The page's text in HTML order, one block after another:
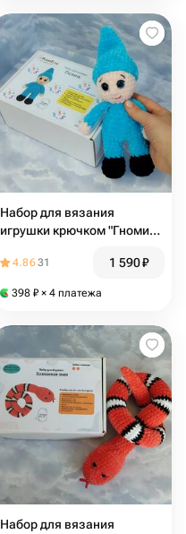
Набор для вязания
игрушки крючком "Гномик",
4.8631 1 590₽
398 ₽ × 4 платежа
Набор для вязания